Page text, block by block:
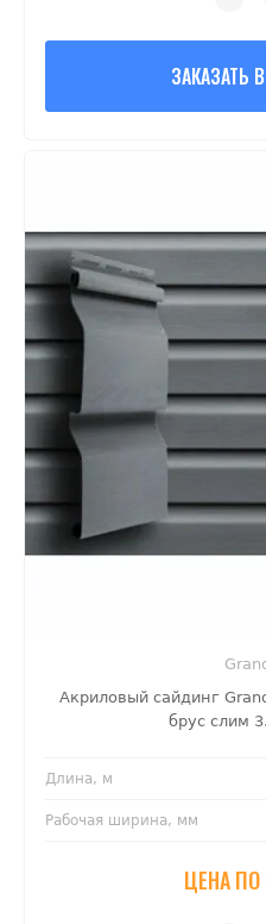
ЗАКАЗАТЬ
Акриловый сайдинг
брус слим
Длина, м
Рабочая ширина, мм
ЦЕНА